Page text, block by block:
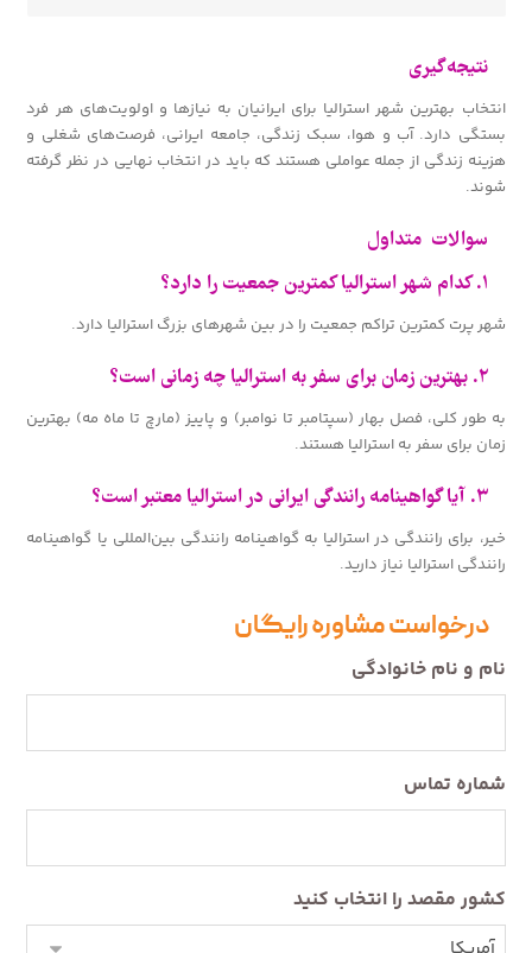
نتیجه‌گیری
انتخاب بهترین شهر استرالیا برای ایرانیان به نیازها و اولویت‌های هر فرد
بستگی دارد. آب و هوا، سبک زندگی، جامعه ایرانی، فرصت‌های شغلی و
هزینه زندگی از جمله عواملی هستند که باید در انتخاب نهایی در نظر گرفته
شوند.
سوالات متداول
۱. کدام شهر استرالیا کمترین جمعیت را دارد؟
شهر پرت کمترین تراکم جمعیت را در بین شهرهای بزرگ استرالیا دارد.
۲. بهترین زمان برای سفر به استرالیا چه زمانی است؟
به طور کلی، فصل بهار (سپتامبر تا نوامبر) و پاییز (مارچ تا ماه مه) بهترین
زمان برای سفر به استرالیا هستند.
۳. آیا گواهینامه رانندگی ایرانی در استرالیا معتبر است؟
خیر، برای رانندگی در استرالیا به گواهینامه رانندگی بین‌المللی یا گواهینامه
رانندگی استرالیا نیاز دارید.
درخواست مشاوره رایگان
نام و نام خانوادگی
شماره تماس
کشور مقصد را انتخاب کنید